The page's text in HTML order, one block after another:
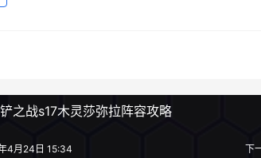
之战s17木灵莎弥拉阵容攻略
下
4月24日 15:34